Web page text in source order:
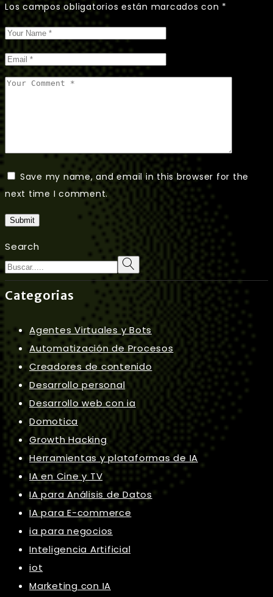
Los campos obligatorios están marcados con *
Save my name, and email in this browser for the
next time I comment.
Submit
Search
Categorias
Agentes Virtuales y Bots
Automatización de Procesos
Creadores de contenido
Desarrollo personal
Desarrollo web con ia
Domotica
Growth Hacking
Herramientas y plataformas de IA
IA en Cine y TV
IA para Análisis de Datos
IA para E-commerce
ia para negocios
Inteligencia Artificial
iot
Marketing con IA